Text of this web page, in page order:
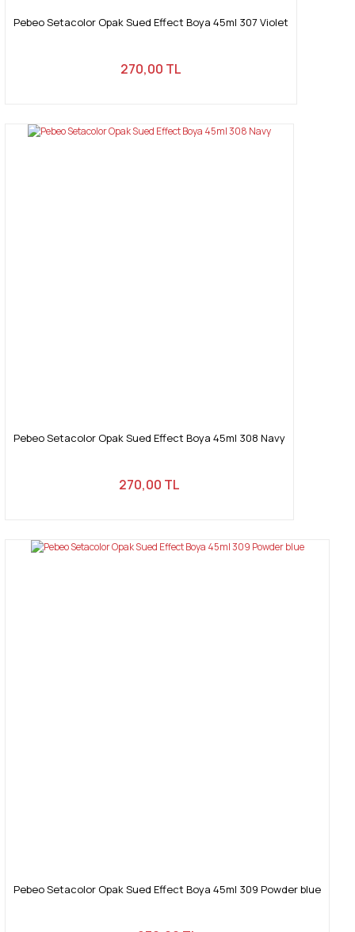
Pebeo Setacolor Opak Sued Effect Boya 45ml 307 Violet
270,00 TL
Pebeo Setacolor Opak Sued Effect Boya 45ml 308 Navy
270,00 TL
Pebeo Setacolor Opak Sued Effect Boya 45ml 309 Powder blue